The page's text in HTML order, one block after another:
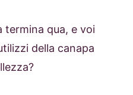
termina qua, e voi
della canapa